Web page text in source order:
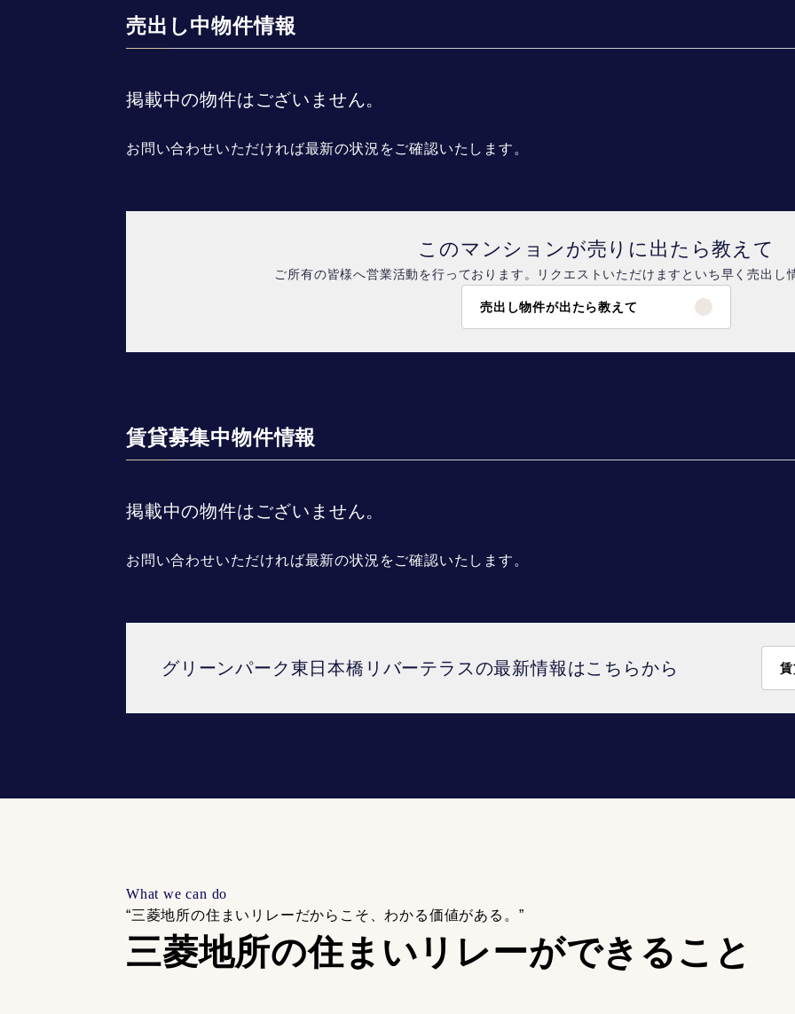
売出し中物件情報
掲載中の物件はございません。
お問い合わせいただければ最新の状況をご確認いたします。
このマンションが売りに出たら教えて
ご所有の皆様へ営業活動を行っております。リクエストいただけますといち早く売出し
売出し物件が出たら教えて
賃貸募集中物件情報
掲載中の物件はございません。
お問い合わせいただければ最新の状況をご確認いたします。
グリーンパーク東日本橋リバーテラスの最新情報はこちらから
What we can do
“三菱地所の住まいリレーだからこそ、 わかる価値がある。”
三菱地所の住まいリレーができること